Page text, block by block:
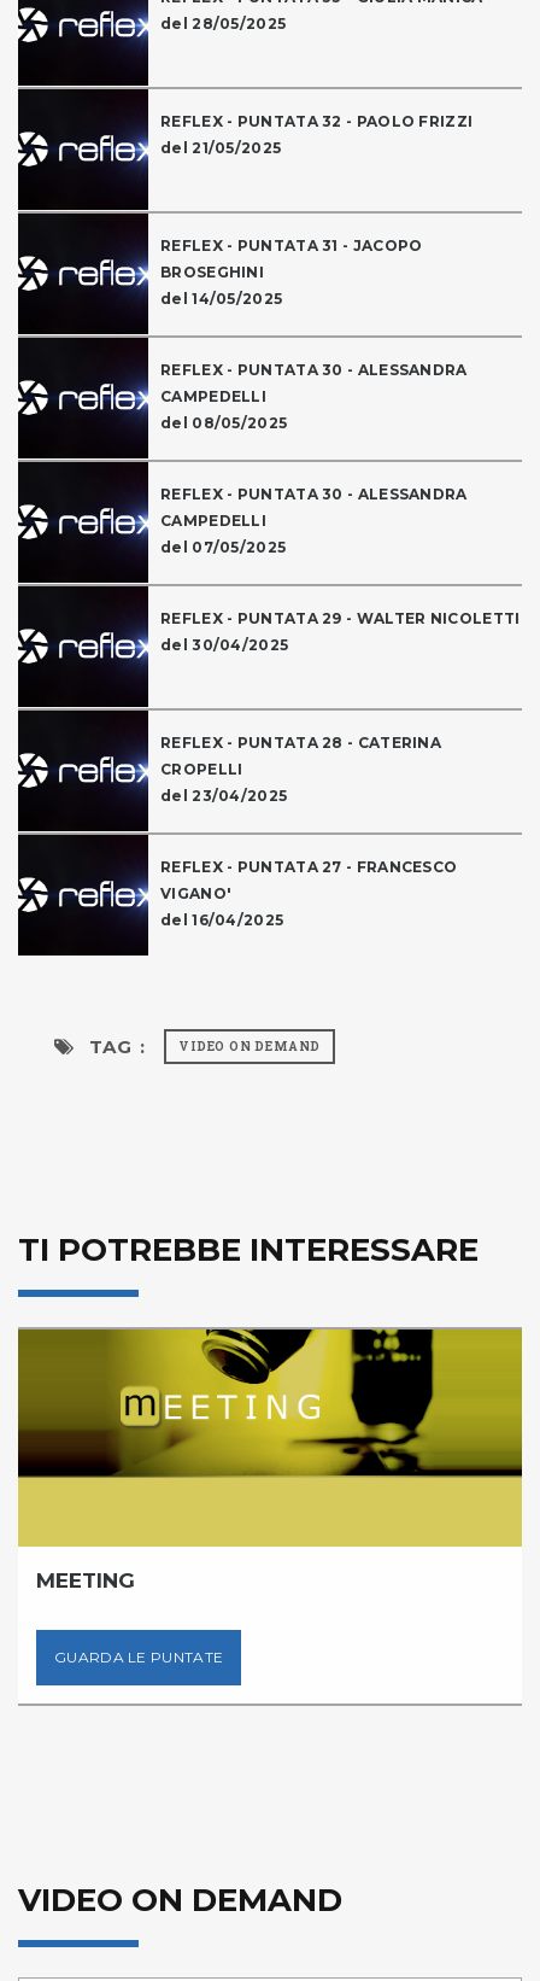
del 28/05/2025
REFLEX - PUNTATA 32 - PAOLO FRIZZI
del 21/05/2025
REFLEX - PUNTATA 31 - JACOPO
BROSEGHINI
del 14/05/2025
REFLEX - PUNTATA 30 - ALESSANDRA
CAMPEDELLI
del 08/05/2025
REFLEX - PUNTATA 30 - ALESSANDRA
CAMPEDELLI
del 07/05/2025
REFLEX - PUNTATA 29 - WALTER NICOLETTI
del 30/04/2025
REFLEX - PUNTATA 28 - CATERINA
CROPELLI
del 23/04/2025
REFLEX - PUNTATA 27 - FRANCESCO
VIGANO'
del 16/04/2025
TAG : VIDEO ON DEMAND
TI POTREBBE INTERESSARE
MEETING
GUARDA LE PUNTATE
VIDEO ON DEMAND